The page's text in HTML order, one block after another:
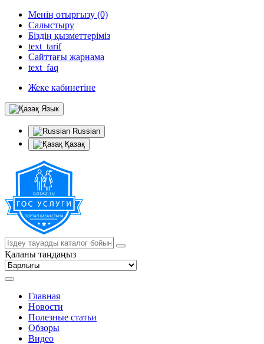
Менің отырғызу (0)
Салыстыру
Біздің қызметтеріміз
text_tarif
Сайттағы жарнама
text_faq
Жеке кабинетіне
Язык
Russian
Қазақ
Қаланы таңдаңыз
Главная
Новости
Полезные статьи
Обзоры
Видео